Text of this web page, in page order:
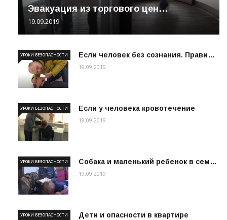
Эвакуация из торгового цен…
19.09.2019
Если человек без сознания. Прави…
УРОКИ БЕЗОПАСНОСТИ
19.09.2019
Если у человека кровотечение
УРОКИ БЕЗОПАСНОСТИ
19.09.2019
Собака и маленький ребенок в сем…
УРОКИ БЕЗОПАСНОСТИ
19.09.2019
Дети и опасности в квартире
УРОКИ БЕЗОПАСНОСТИ